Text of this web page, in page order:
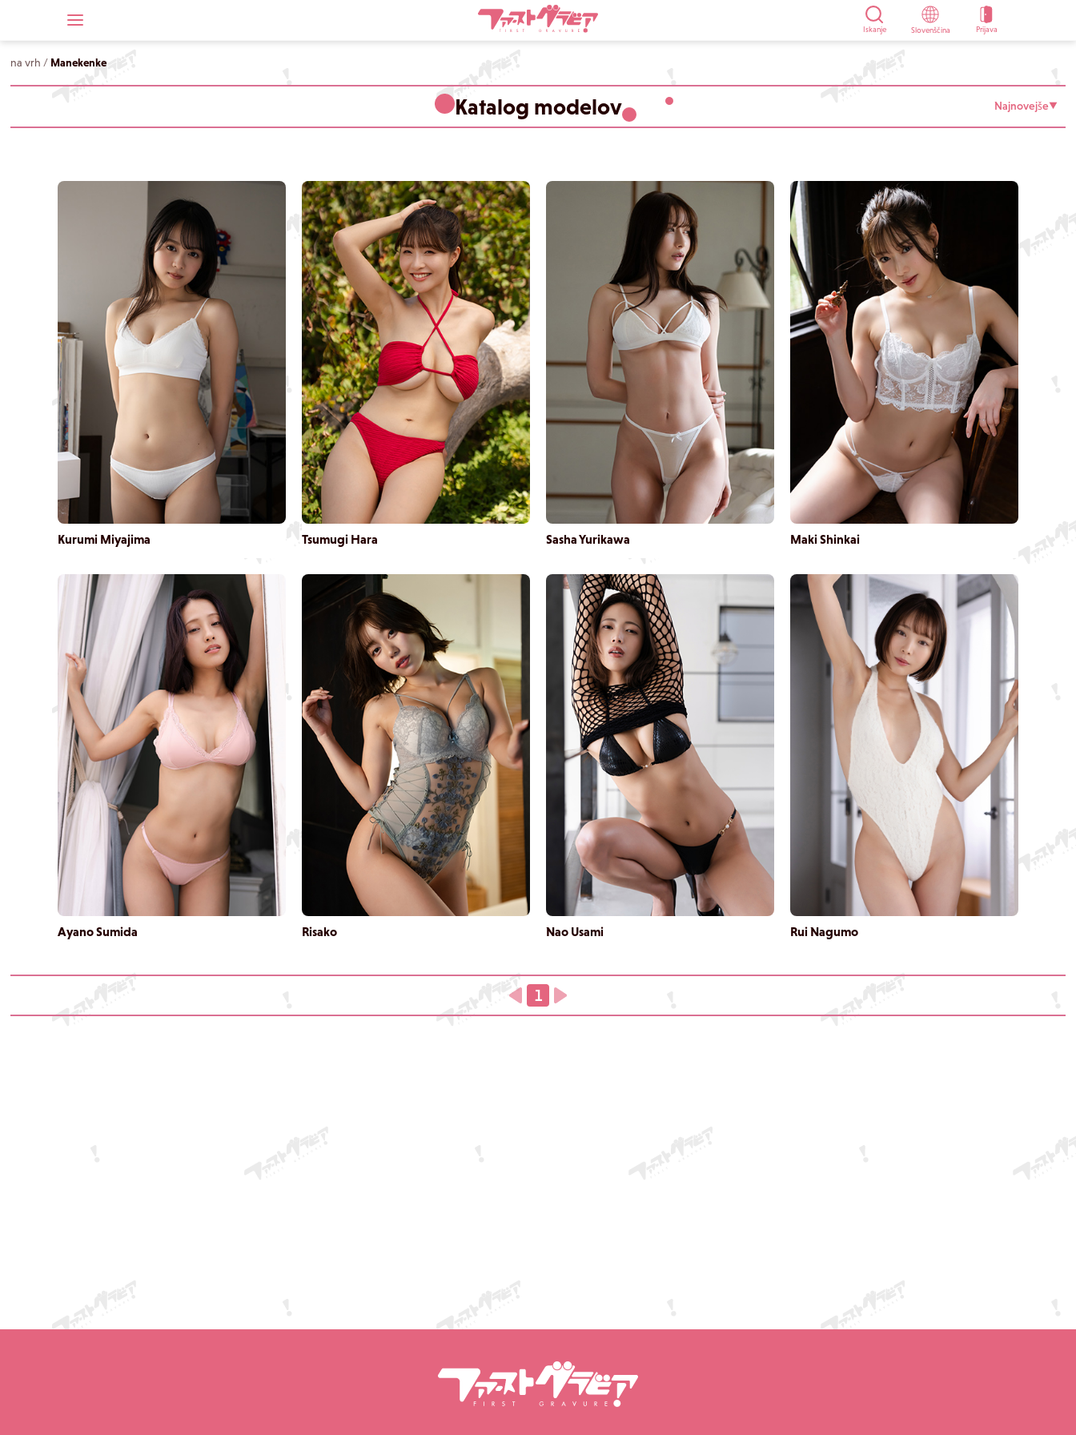
Iskanje Slovenščina Prijava
na vrh / Manekenke
Katalog modelov Najnovejše▼
Kurumi Miyajima Tsumugi Hara Sasha Yurikawa Maki Shinkai
Ayano Sumida Risako Nao Usami Rui Nagumo
1